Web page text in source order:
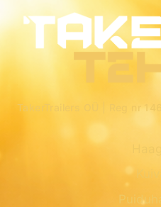
TakerTrailers OÜ | Reg nr